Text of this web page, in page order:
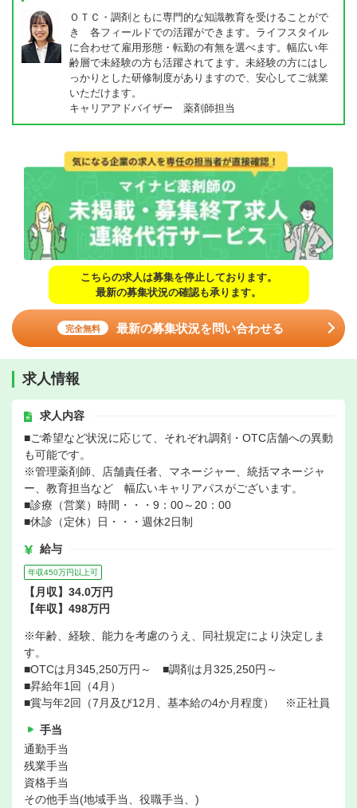
ＯＴＣ・調剤ともに専門的な知識教育を受けることがで
き 各フィールドでの活躍ができます。ライフスタイル
に合わせて雇用形態・転勤の有無を選べます。幅広い年
齢層で未経験の方も活躍されてます。未経験の方にはし
っかりとした研修制度がありますので、安心してご就業
いただけます。
キャリアアドバイザー 薬剤師担当
こちらの求人は募集を停止しております。
最新の募集状況の確認も承ります。
完全無料 最新の募集状況を問い合わせる
求人情報
求人内容
■ご希望など状況に応じて、それぞれ調剤・OTC店舗への異動
も可能です。
※管理薬剤師、店舗責任者、マネージャー、統括マネージャ
ー、教育担当など 幅広いキャリアパスがございます。
■診療（営業）時間・・・9：00～20：00
■休診（定休）日・・・週休2日制
給与
年収450万円以上可
【月収】34.0万円
【年収】498万円
※年齢、経験、能力を考慮のうえ、同社規定により決定しま
す。
■OTCは月345,250万円～ ■調剤は月325,250円～
■昇給年1回（4月）
■賞与年2回（7月及び12月、基本給の4か月程度） ※正社員
手当
通勤手当
残業手当
資格手当
その他手当(地域手当、役職手当、)